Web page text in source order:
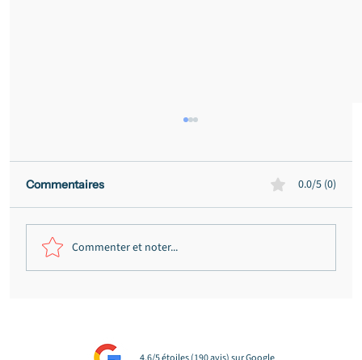
sans suspension de permis au Tribunal
Commentaires 0.0/5 (0)
Commenter et noter...